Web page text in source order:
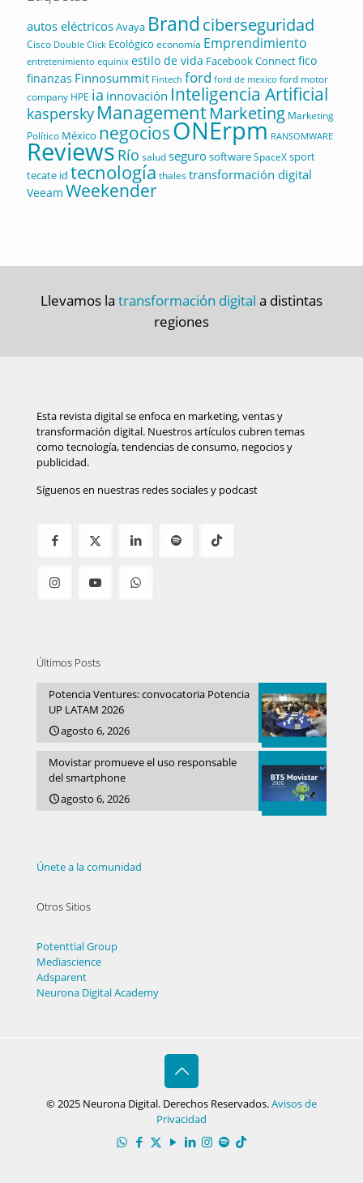
autos eléctricosAvaya Brandciberseguridad
Cisco Double Click Ecológico economía Emprendimiento
entretenimiento equinix estilo de vida Facebook Connectfico
finanzas Finnosummit Fintech ford ford de mexico ford motor
company HPE ia innovación Inteligencia Artificial
kaspersky ManagementMarketing Marketing
Político México negociosONErpm RANSOMWARE
Reviews Río saludsegurosoftwareSpaceXsport
tecate id tecnología thalestransformación digital
Veeam Weekender
Llevamos la transformación digital a distintas
regiones
Esta revista digital se enfoca en marketing, ventas y
transformación digital. Nuestros artículos cubren temas
como tecnología, tendencias de consumo, negocios y
publicidad.
Síguenos en nuestras redes sociales y podcast
Últimos Posts
Potencia Ventures: convocatoria Potencia
UP LATAM 2026
agosto 6, 2026
Movistar promueve el uso responsable
del smartphone
agosto 6, 2026
Únete a la comunidad
Otros Sitios
Potenttial Group
Mediascience
Adsparent
Neurona Digital Academy
© 2025 Neurona Digital. Derechos Reservados.Avisos de
Privacidad